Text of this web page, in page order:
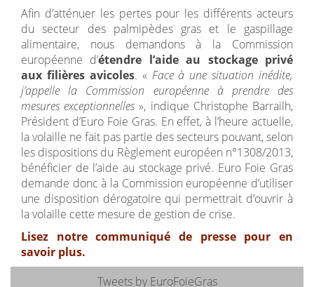
Tweets by EuroFoieGras
Afin d’atténuer les pertes pour les différents acteurs
du secteur des palmipèdes gras et le gaspillage
alimentaire, nous demandons à la Commission
européenne d’étendre l’aide au stockage privé
aux filières avicoles. « Face à une situation inédite,
j’appelle la Commission européenne à prendre des
mesures exceptionnelles», indique Christophe Barrailh,
Président d’Euro Foie Gras. En effet, à l’heure actuelle,
la volaille ne fait pas partie des secteurs pouvant, selon
les dispositions du Règlement européen n°1308/2013,
bénéficier de l’aide au stockage privé. Euro Foie Gras
demande donc à la Commission européenne d’utiliser
une disposition dérogatoire qui permettrait d’ouvrir à
la volaille cette mesure de gestion de crise.
Lisez notre communiqué de presse pour en
savoir plus.